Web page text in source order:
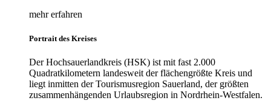
mehr erfahren
Portrait des Kreises
Der Hochsauerlandkreis (HSK) ist mit fast 2.000
Quadratkilometern landesweit der flächengrößte Kreis und
liegt inmitten der Tourismusregion Sauerland, der größten
zusammenhängenden Urlaubsregion in Nordrhein-Westfalen.